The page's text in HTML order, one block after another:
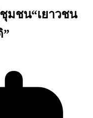
มชน“เยาวชน